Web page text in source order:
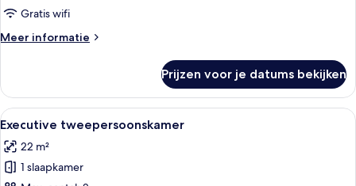
Gratis wifi
Meer informatie
Meer
tweepersoonskamer
Prijzen voor je datums bekijken
Alle
foto's
voor
Executive
Een moderne hotelkamer met een
8
Executive tweepersoonskamer
22 m²
1 slaapkamer